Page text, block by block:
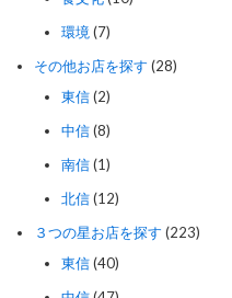
環境 (7)
その他お店を探す (28)
東信(2)
中信(8)
南信(1)
北信(12)
３つの星お店を探す (223)
東信(40)